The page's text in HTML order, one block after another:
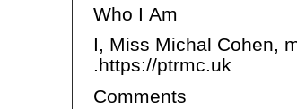
Who I Am
I, Miss Michal Cohen,
https://ptrmc.uk.
Comments